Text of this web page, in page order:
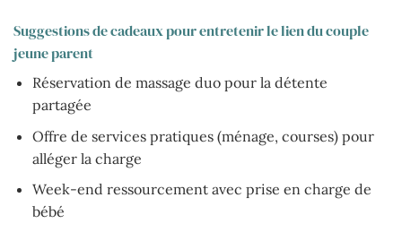
Suggestions de cadeaux pour entretenir le lien du couple
jeune parent
Réservation de massage duo pour la détente
partagée
Offre de services pratiques (ménage, courses) pour
alléger la charge
Week-end ressourcement avec prise en charge de
bébé